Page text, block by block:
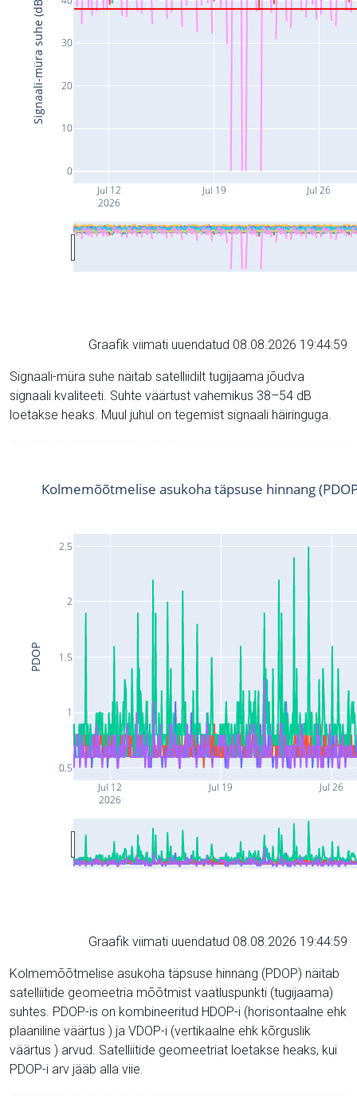
Jul 12
2026
Jul 19 Jul 26
0
10
20
30
Signaali-müra suhe (dB)
Graafik viimati uuendatud 08.08.2026 19:44:59
Signaali-müra suhe näitab satelliidilt tugijaama jõudva
signaali kvaliteeti. Suhte väärtust vahemikus 38–54 dB
loetakse heaks. Muul juhul on tegemist signaali häiringuga.
Jul 12
2026
Jul 19 Jul 26
0.5
1
1.5
2
2.5
Kolmemõõtmelise asukoha täpsuse hinnang
PDOP
Graafik viimati uuendatud 08.08.2026 19:44:59
Kolmemõõtmelise asukoha täpsuse hinnang (PDOP) näitab
satelliitide geomeetria mõõtmist vaatluspunkti (tugijaama)
suhtes. PDOP-is on kombineeritud HDOP-i (horisontaalne ehk
plaaniline väärtus ) ja VDOP-i (vertikaalne ehk kõrguslik
väärtus ) arvud. Satelliitide geomeetriat loetakse heaks, kui
PDOP-i arv jääb alla viie.